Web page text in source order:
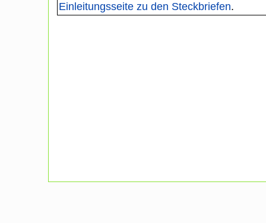
Einleitungsseite zu den Steckbriefen.